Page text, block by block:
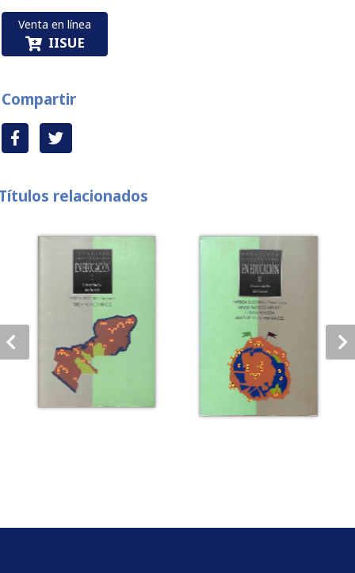
Venta en línea
IISUE
Compartir
relacionados